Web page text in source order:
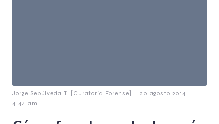
Jorge Sepúlveda T. [Curatoría Forense] - 20 agosto 2014 -
4:44 am